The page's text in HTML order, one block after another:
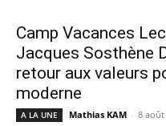
Camp Vacances
Jacques Sosthène
retour aux valeurs
moderne
A LA UNE Mathias KAM - 8 août